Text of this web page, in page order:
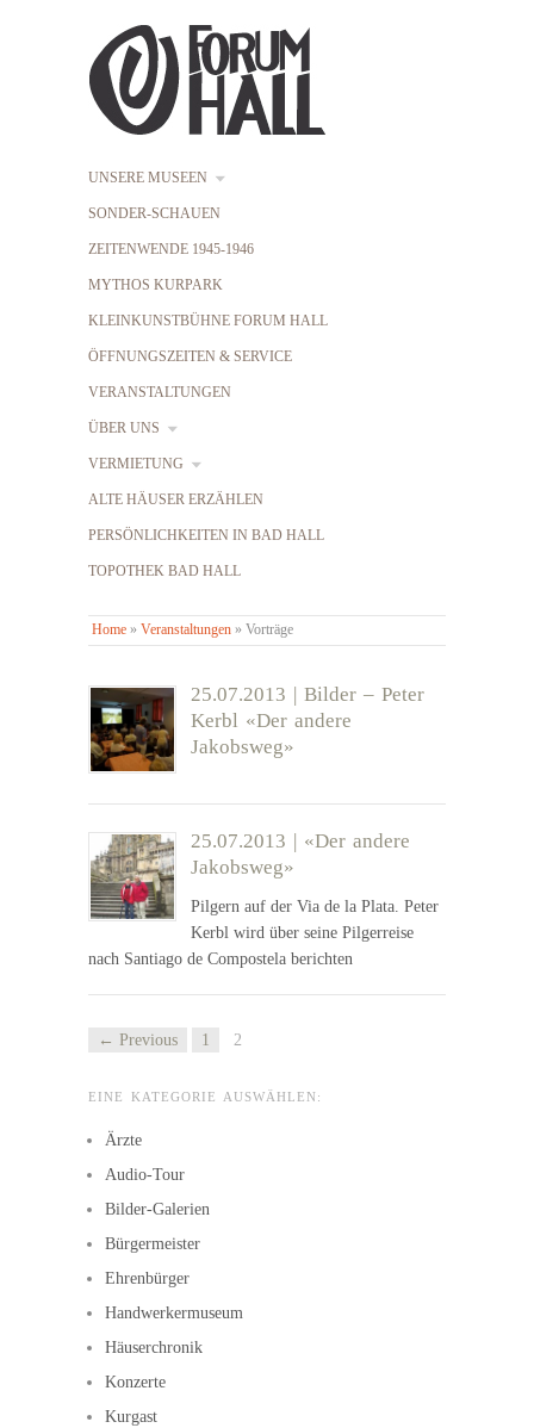
UNSERE MUSEEN
SONDER-SCHAUEN
ZEITENWENDE 1945-1946
MYTHOS KURPARK
KLEINKUNSTBÜHNE FORUM HALL
ÖFFNUNGSZEITEN & SERVICE
VERANSTALTUNGEN
ÜBER UNS
VERMIETUNG
ALTE HÄUSER ERZÄHLEN
PERSÖNLICHKEITEN IN BAD HALL
TOPOTHEK BAD HALL
Home » Veranstaltungen » Vorträge
25.07.2013 | Bilder – Peter
Kerbl «Der andere
Jakobsweg»
25.07.2013 | «Der andere
Jakobsweg»
Pilgern auf der Via de la Plata. Peter
Kerbl wird über seine Pilgerreise
nach Santiago de Compostela berichten
← Previous 1 2
EINE KATEGORIE AUSWÄHLEN:
Ärzte
Audio-Tour
Bilder-Galerien
Bürgermeister
Ehrenbürger
Handwerkermuseum
Häuserchronik
Konzerte
Kurgast